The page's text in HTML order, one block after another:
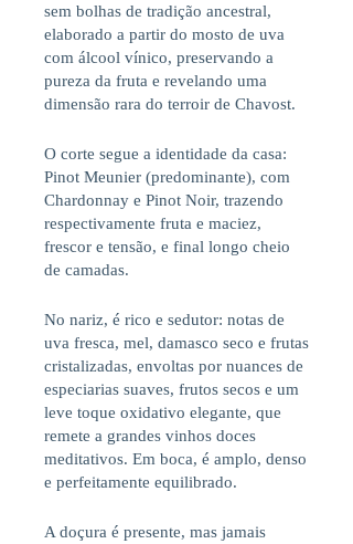
sem bolhas de tradição ancestral,
elaborado a partir do mosto de uva
com álcool vínico, preservando a
pureza da fruta e revelando uma
dimensão rara do terroir de Chavost.
O corte segue a identidade da casa:
Pinot Meunier (predominante), com
Chardonnay e Pinot Noir, trazendo
respectivamente fruta e maciez,
frescor e tensão, e final longo cheio
de camadas.
No nariz, é rico e sedutor: notas de
uva fresca, mel, damasco seco e frutas
cristalizadas, envoltas por nuances de
especiarias suaves, frutos secos e um
leve toque oxidativo elegante, que
remete a grandes vinhos doces
meditativos. Em boca, é amplo, denso
e perfeitamente equilibrado.
A doçura é presente, mas jamais